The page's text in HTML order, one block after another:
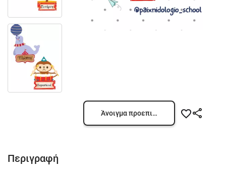
Άνοιγμα προεπισκόπησης
Περιγραφή